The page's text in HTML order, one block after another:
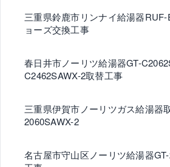
三重県鈴鹿市リンナイ給湯器
ョーズ交換工事
春日井市ノーリツ給湯器GT-
C2462SAWX-2取替工事
三重県伊賀市ノーリツガス給湯器
2060SAWX-2
名古屋市守山区ノーリツ給湯器